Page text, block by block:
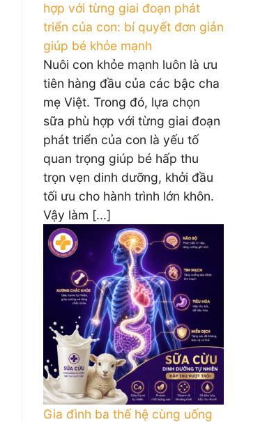
hợp với từng giai đoạn phát
triển của con: bí quyết đơn giản
giúp bé khỏe mạnh
Nuôi con khỏe mạnh luôn là ưu
tiên hàng đầu của các bậc cha
mẹ Việt. Trong đó, lựa chọn
sữa phù hợp với từng giai đoạn
phát triển của con là yếu tố
quan trọng giúp bé hấp thu
trọn vẹn dinh dưỡng, khởi đầu
tối ưu cho hành trình lớn khôn.
Vậy làm [...]
Gia đình ba thế hệ cùng uống